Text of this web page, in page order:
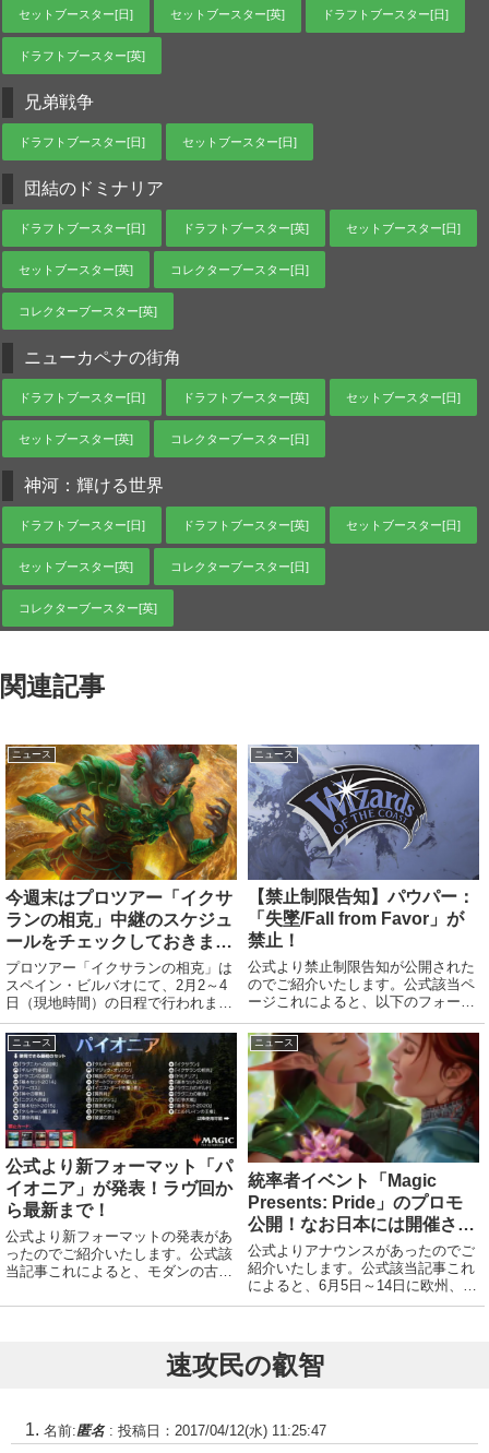
セットブースター[日] セットブースター[英] ドラフトブースター[日]
ドラフトブースター[英]
兄弟戦争
ドラフトブースター[日] セットブースター[日]
団結のドミナリア
ドラフトブースター[日] ドラフトブースター[英] セットブースター[日]
セットブースター[英] コレクターブースター[日]
コレクターブースター[英]
ニューカペナの街角
ドラフトブースター[日] ドラフトブースター[英] セットブースター[日]
セットブースター[英] コレクターブースター[日]
神河：輝ける世界
ドラフトブースター[日] ドラフトブースター[英] セットブースター[日]
セットブースター[英] コレクターブースター[日]
コレクターブースター[英]
関連記事
ニュース
今週末はプロツアー「イクサ
ランの相克」中継のスケジュ
ールをチェックしておきまし
ょう！
プロツアー「イクサランの相克」は
スペイン・ビルバオにて、2月2～4
日（現地時間）の日程で行われま
す。公式特設ページプロツアーとは
1年に数回行われるマジック界最高
峰の大会。略して「PT」とも表記
される。厳しい条件をクリアし参加
権を得たプレイヤ...
ニュース
【禁止制限告知】パウパー：
「失墜/Fall from Favor」が
禁止！
公式より禁止制限告知が公開された
のでご紹介いたします。公式該当ペ
ージこれによると、以下のフォーマ
ットにおいて禁止制限の改訂があり
ます。パウパー失墜/Fall from Favor
が禁止理由は除去とアドがあり、低
速デッキに対し優位すぎるから的...
ニュース
公式より新フォーマット「パ
イオニア」が発表！ラヴ回か
ら最新まで！
公式より新フォーマットの発表があ
ったのでご紹介いたします。公式該
当記事これによると、モダンの古い
落ちしたカードでも遊べる受け皿と
ニュース
統率者イベント「Magic
Presents: Pride」のプロモ
公開！なお日本には開催され
ず
公式よりアナウンスがあったのでご
紹介いたします。公式該当記事これ
によると、6月5日～14日に欧州、ア
メリカ等において、統率者イベント
LGBTQ＋の権利と多様性を...
速攻民の叡智
名前:匿名 : 投稿日：2017/04/12(水) 11:25:47